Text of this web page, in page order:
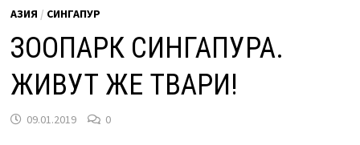
АЗИЯ / СИНГАПУР
ЗООПАРК СИНГАПУРА.
ЖИВУТ ЖЕ ТВАРИ!
09.01.2019 0